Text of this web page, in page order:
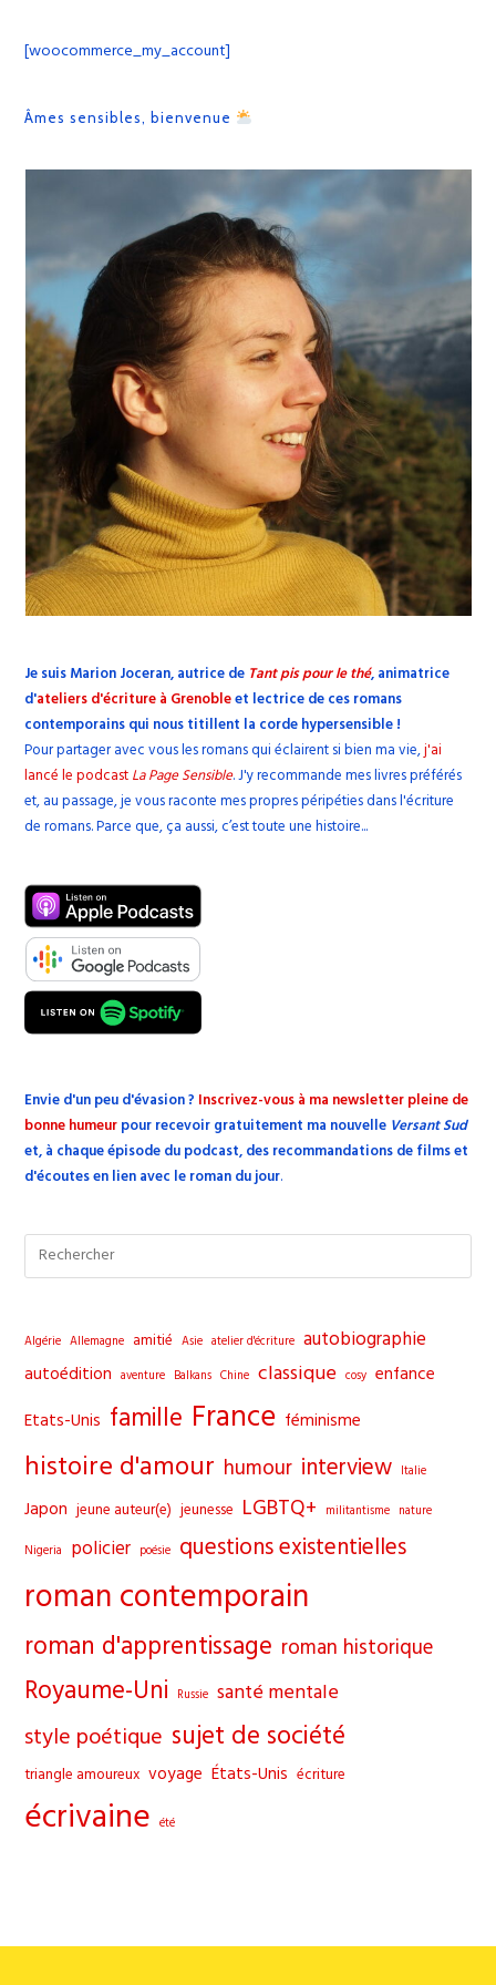
[woocommerce_my_account]
Âmes sensibles, bienvenue
Je suis Marion Joceran, autrice de Tant pis pour le thé, animatrice
d'ateliers d'écriture à Grenobleet lectrice de ces romans
contemporains qui nous titillent la corde hypersensible !
Pour partager avec vous les romans qui éclairent si bien ma vie,j'ai
lancé le podcast La Page Sensible. J'y recommande mes livres préférés
et, au passage, je vous raconte mes propres péripéties dans l'écriture
de romans. Parce que, ça aussi, c’est toute une histoire...
Envie d'un peu d'évasion? Inscrivez-vous à ma newsletter pleine de
bonne humeur pour recevoir gratuitement ma nouvelle Versant Sud
et, à chaque épisode du podcast, des recommandations de films et
d'écoutes en lien avec le roman du jour.
Algérie Allemagne amitié Asie atelier d'écriture autobiographie
autoédition aventure Balkans Chine classique cosy
enfance
Etats-Unis famille France féminisme
histoire d'amour humour interview Italie
Japon jeune auteur(e) jeunesse LGBTQ+ militantisme nature
Nigeria policier poésie questions existentielles
roman contemporain
roman d'apprentissage roman historique
Royaume-Uni Russie santé mentale
style poétique sujet de société
triangle amoureux voyage États-Unis écriture
écrivaine été